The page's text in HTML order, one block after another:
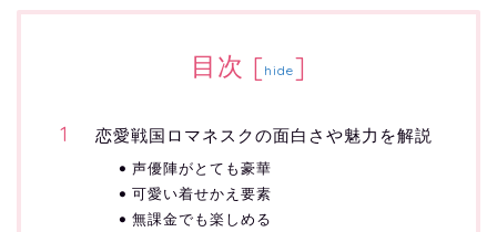
目次 [hide]
恋愛戦国ロマネスクの面白さや魅力を解説
声優陣がとても豪華
可愛い着せかえ要素
無課金でも楽しめる